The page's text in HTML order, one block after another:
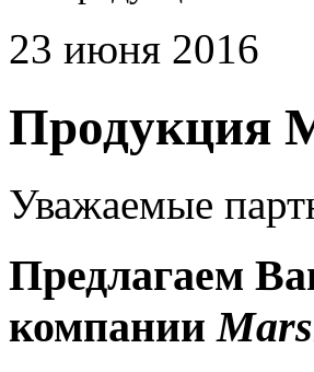
23 июня 2016
Продукция
Уважаемые
Предлагаем
компании